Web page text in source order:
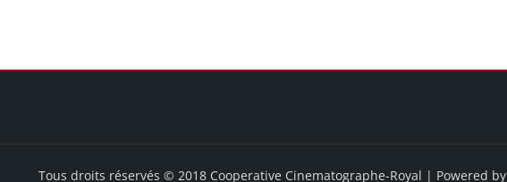
Tous droits réservés © 2018 Cooperative Cinematographe-Royal | Powered by